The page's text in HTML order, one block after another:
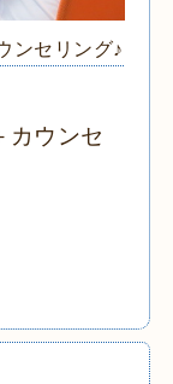
ンセリング♪
カウンセ